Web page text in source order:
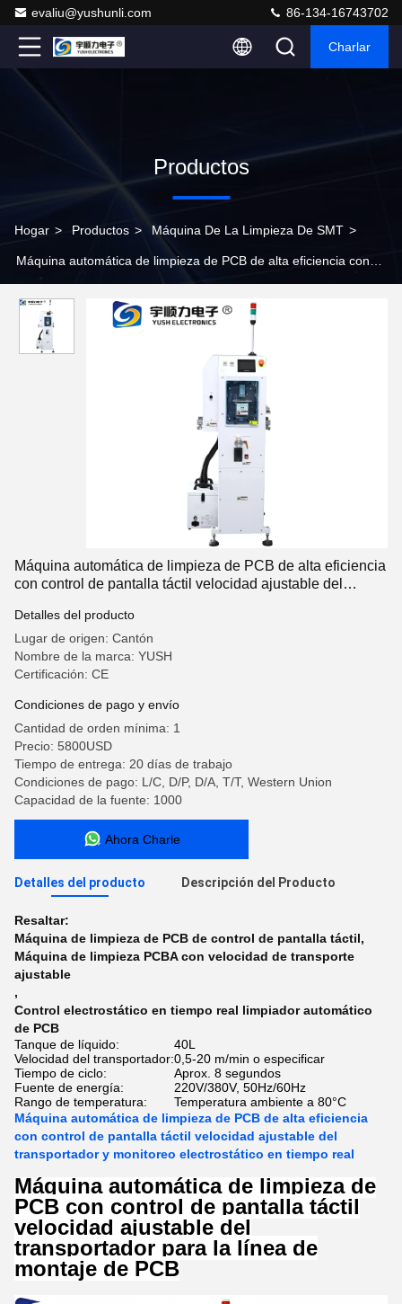
evaliu@yushunli.com 86-134-16743702
Charlar
Productos
Hogar > Productos > Máquina De La Limpieza De SMT >
Máquina automática de limpieza de PCB de alta eficiencia con
monitoreo electrostático en tiempo real
Máquina automática de limpieza de PCB de alta eficiencia
con control de pantalla táctil velocidad ajustable del
Detalles del producto
Lugar de origen: Cantón
Nombre de la marca: YUSH
Certificación: CE
Condiciones de pago y envío
Cantidad de orden mínima: 1
Precio: 5800USD
Tiempo de entrega: 20 días de trabajo
Condiciones de pago: L/C, D/P, D/A, T/T, Western Union
Capacidad de la fuente: 1000
Ahora Charle
Detalles del producto Descripción del Producto
Resaltar:
Máquina de limpieza de PCB de control de pantalla táctil,
Máquina de limpieza PCBA con velocidad de transporte
ajustable
,
Control electrostático en tiempo real limpiador automático
de PCB
Tanque de líquido:
40L
Velocidad del transportador:0,5-20 m/min o especificar
Tiempo de ciclo:
Aprox. 8 segundos
Fuente de energía:
220V/380V, 50Hz/60Hz
Rango de temperatura:
Temperatura ambiente a 80°C
Máquina automática de limpieza de PCB de alta eficiencia
con control de pantalla táctil velocidad ajustable del
transportador y monitoreo electrostático en tiempo real
Máquina automática de limpieza de
PCB con control de pantalla táctil
velocidad ajustable del
transportador para la línea de
montaje de PCB